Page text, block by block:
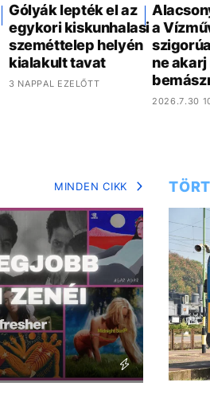
Gólyák lepték el az
egykori kiskunhalasi
szeméttelep helyén
kialakult tavat
3 NAPPAL EZELŐTT
a
ne
2026.7.30
MINDEN CIKK